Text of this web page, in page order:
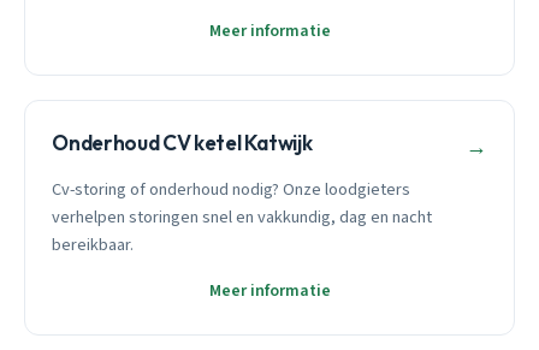
Meer informatie
Onderhoud CV ketel Katwijk →
Cv-storing of onderhoud nodig? Onze loodgieters
verhelpen storingen snel en vakkundig, dag en nacht
bereikbaar.
Meer informatie